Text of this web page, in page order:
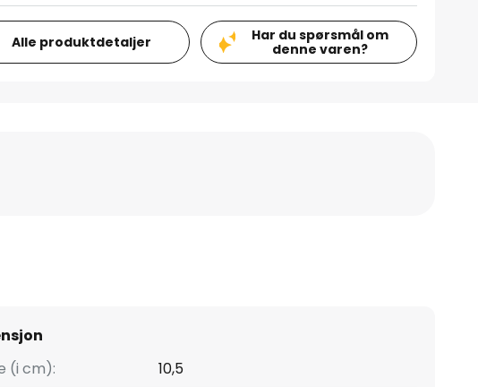
Alle produktdetaljer
Har du spørsmål om
denne varen?
(i cm):
10,5